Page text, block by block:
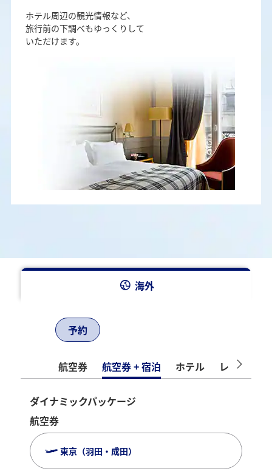
ホテル周辺の観光情報など、
旅行前の下調べもゆっくりして
いただけます。
海外
予約
航空券 航空券 + 宿泊 ホテル レンタカー
ダイナミックパッケージ
航空券
東京（羽田・成田）